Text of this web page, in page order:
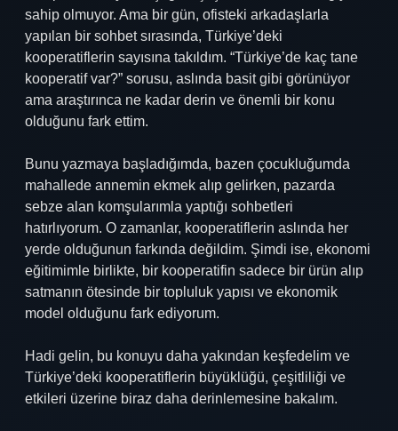
sahip olmuyor. Ama bir gün, ofisteki arkadaşlarla
yapılan bir sohbet sırasında, Türkiye’deki
kooperatiflerin sayısına takıldım. “Türkiye’de kaç tane
kooperatif var?” sorusu, aslında basit gibi görünüyor
ama araştırınca ne kadar derin ve önemli bir konu
olduğunu fark ettim.
Bunu yazmaya başladığımda, bazen çocukluğumda
mahallede annemin ekmek alıp gelirken, pazarda
sebze alan komşularımla yaptığı sohbetleri
hatırlıyorum. O zamanlar, kooperatiflerin aslında her
yerde olduğunun farkında değildim. Şimdi ise, ekonomi
eğitimimle birlikte, bir kooperatifin sadece bir ürün alıp
satmanın ötesinde bir topluluk yapısı ve ekonomik
model olduğunu fark ediyorum.
Hadi gelin, bu konuyu daha yakından keşfedelim ve
Türkiye’deki kooperatiflerin büyüklüğü, çeşitliliği ve
etkileri üzerine biraz daha derinlemesine bakalım.